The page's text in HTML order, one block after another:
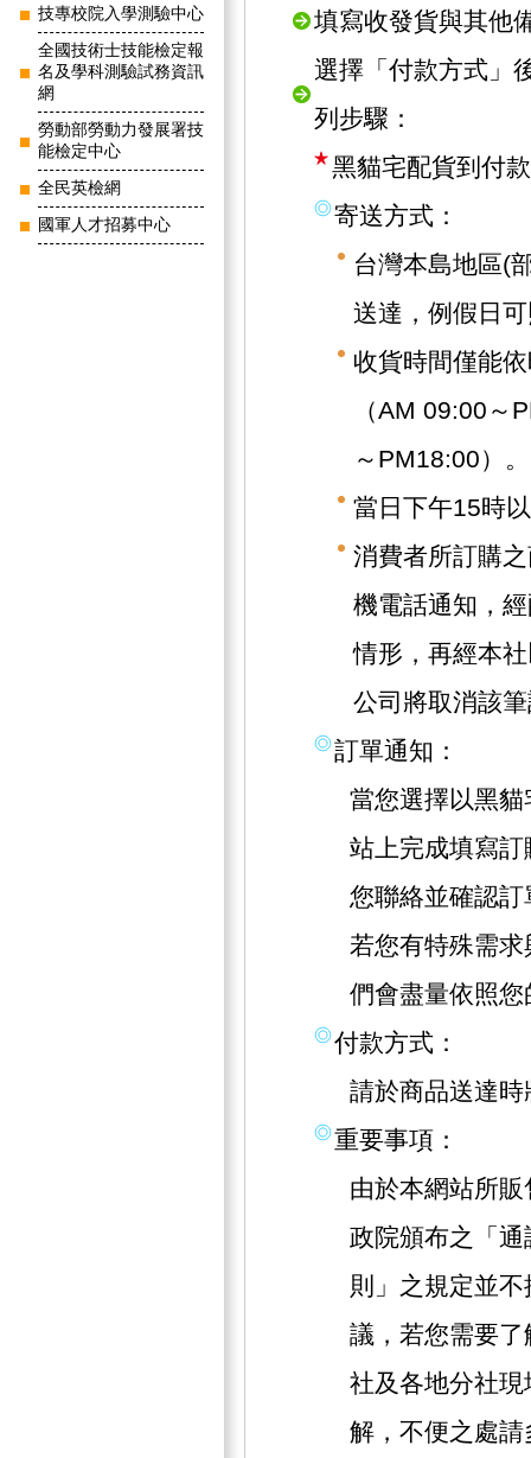
技專校院入學測驗中心
全國技術士技能檢定報
名及學科測驗試務資訊
網
勞動部勞動力發展署技
能檢定中心
全民英檢網
國軍人才招募中心
填寫收發貨與其他
選擇「付款方式」
列步驟：
黑貓宅配貨到付
寄送方式：
台灣本島地區(
送達，例假日
收貨時間僅能
（AM 09:00～
～PM18:00）。
當日下午15時
消費者所訂購
機電話通知，
情形，再經本
公司將取消該
訂單通知：
當您選擇以黑
站上完成填寫
您聯絡並確認訂
若您有特殊需
們會盡量依照
付款方式：
請於商品送達
重要事項：
由於本網站所
政院頒布之「
則」之規定並
議，若您需要
社及各地分社
解，不便之處